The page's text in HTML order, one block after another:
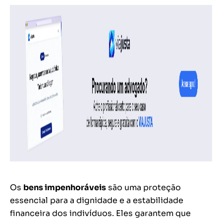
Os bens impenhoráveissão uma proteção
essencial para a dignidade e a estabilidade
financeira dos indivíduos. Eles garantem que